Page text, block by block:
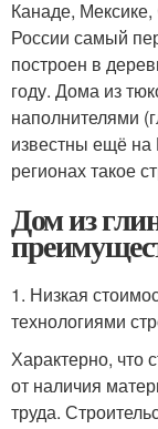
Канаде,
России самый
построен в
году. Дома из
наполнителями
известны ещё
регионах такое
Дом из
1. Низкая
технологиями
Характерно, что
от наличия
труда.